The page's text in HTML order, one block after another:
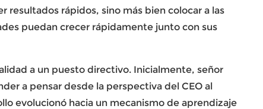
resultados rápidos, sino más bien colocar a las
puedan crecer rápidamente junto con sus
a un puesto directivo. Inicialmente, señor
a pensar desde la perspectiva del CEO al
evolucionó hacia un mecanismo de aprendizaje